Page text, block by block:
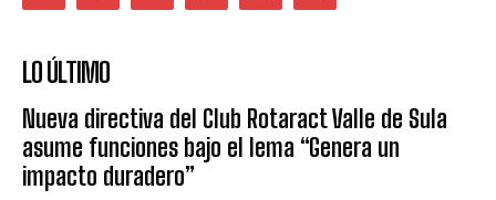
LO ÚLTIMO
Nueva directiva del Club Rotaract Valle de Sula
asume funciones bajo el lema “Genera un
impacto duradero”